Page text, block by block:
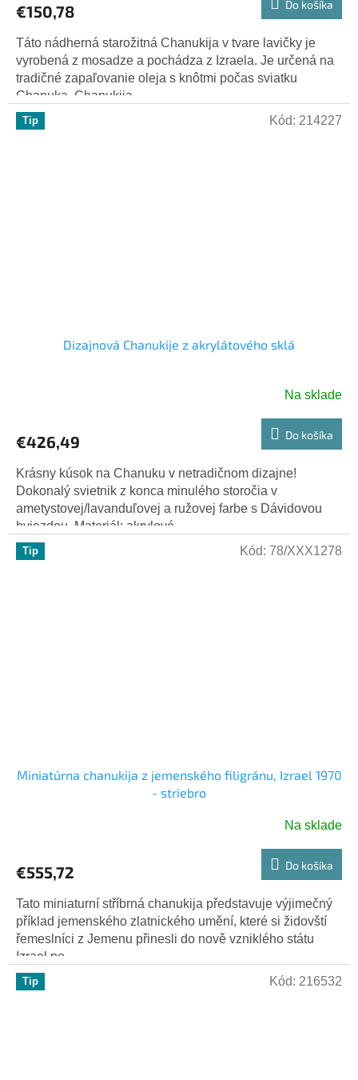
€150,78 Do košíka
Táto nádherná starožitná Chanukija v tvare lavičky je
vyrobená z mosadze a pochádza z Izraela. Je určená na
tradičné zapaľovanie oleja s knôtmi počas sviatku
Chanuka. Chanukija...
Tip
Dizajnová Chanukije z akrylátového sklá
Na sklade
€426,49 Do košíka
Krásny kúsok na Chanuku v netradičnom dizajne!
Dokonalý svietnik z konca minulého storočia v
ametystovej/lavanduľovej a ružovej farbe s Dávidovou
hviezdou. Materiál: akrylové...
Kód: 214227
Tip
Miniatúrna chanukija z jemenského filigránu, Izrael 1970
- striebro
Na sklade
€555,72 Do košíka
Tato miniaturní stříbrná chanukija představuje výjimečný
příklad jemenského zlatnického umění, které si židovští
řemeslníci z Jemenu přinesli do nově vzniklého státu
Izrael po...
Kód: 78/XXX1278
Tip Kód: 216532